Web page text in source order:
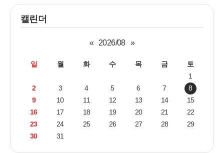
캘린더
« 2026/08 »
일 월 화 수 목 금
토
1
2
3 4 5 6 7
8
9
10 11 12 13 14
15
16
17 18 19 20 21
22
23
24 25 26 27 28
29
30
31